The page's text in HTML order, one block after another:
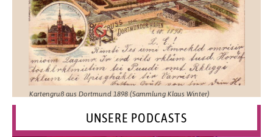
Kartengruß aus Dortmund 1898 (Sammlung Klaus Winter)
UNSERE PODCASTS